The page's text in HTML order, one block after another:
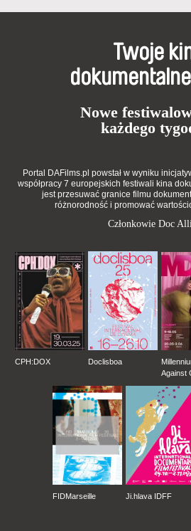
Twoje
Nowe
każdego
Portal DAFilms.pl powstał w wyniku
współpracy 7 europejskich festiwali kina
jest przesuwać granice filmu
różnorodność i promować
Członkowie Doc
CPH:DOX Doclisboa
Against
FIDMarseille Ji.hlava IDFF